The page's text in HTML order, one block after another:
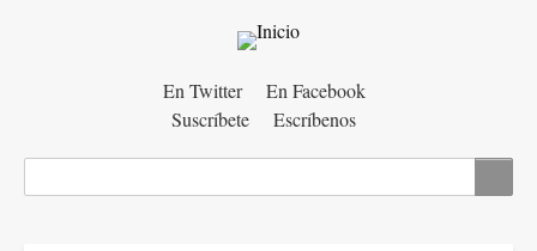
En Twitter
En Facebook
Suscríbete
Escríbenos